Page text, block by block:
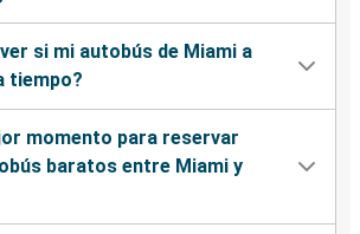
si mi autobús de Miami a
tiempo?
momento para reservar
baratos entre Miami y